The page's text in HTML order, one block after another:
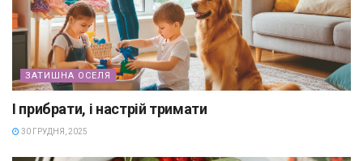
ЗАТИШНА ОСЕЛЯ
І прибрати, і настрій тримати
30 ГРУДНЯ, 2025